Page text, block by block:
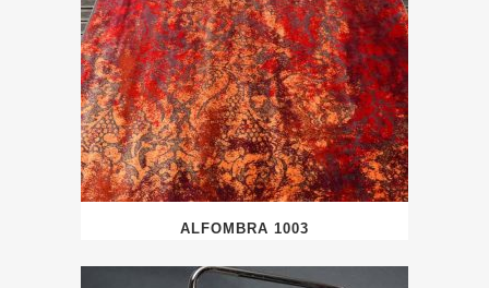
ALFOMBRA 1003